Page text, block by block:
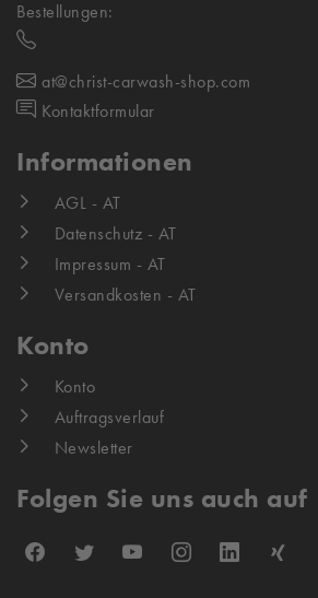
Bestellungen:
at@christ-carwash-shop.com
Kontaktformular
Informationen
AGL - AT
Datenschutz - AT
Impressum - AT
Versandkosten - AT
Konto
Konto
Auftragsverlauf
Newsletter
Folgen Sie uns auch auf